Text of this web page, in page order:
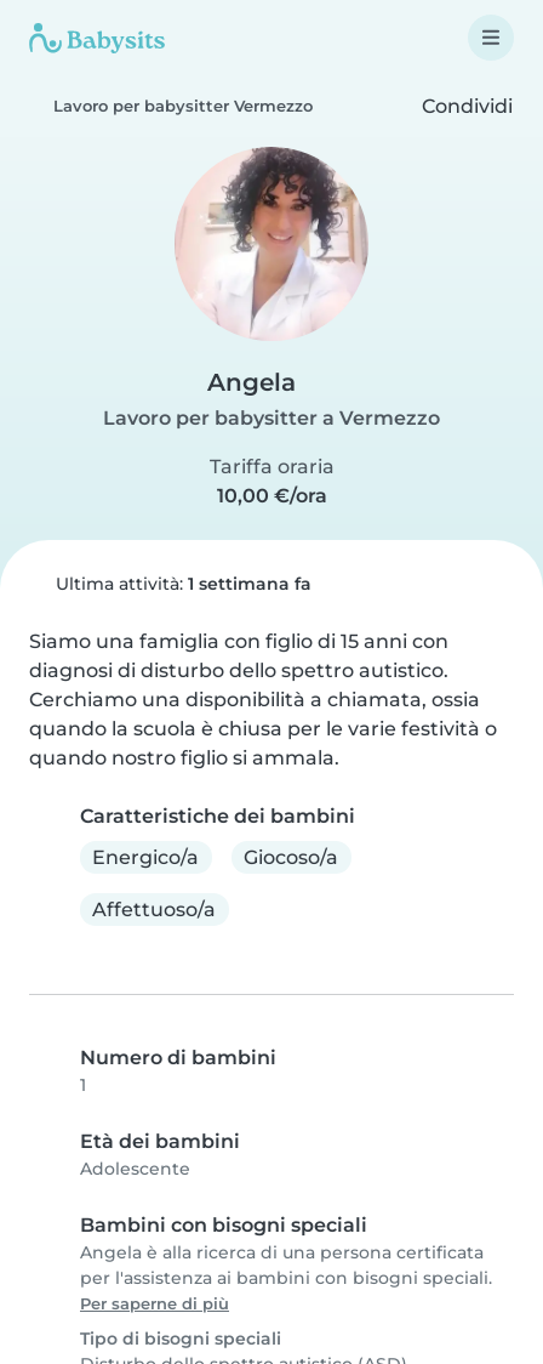
Lavoro per babysitter Vermezzo Condividi
Angela
Lavoro per babysitter a Vermezzo
Tariffa oraria
10,00 €/ora
Ultima attività: 1 settimana fa
Siamo una famiglia con figlio di 15 anni con
diagnosi di disturbo dello spettro autistico.
Cerchiamo una disponibilità a chiamata, ossia
quando la scuola è chiusa per le varie festività o
quando nostro figlio si ammala.
Caratteristiche dei bambini
Energico/a
Giocoso/a
Affettuoso/a
Numero di bambini
1
Età dei bambini
Adolescente
Bambini con bisogni speciali
Angela è alla ricerca di una persona certificata
per l'assistenza ai bambini con bisogni speciali.
Per saperne di più
Tipo di bisogni speciali